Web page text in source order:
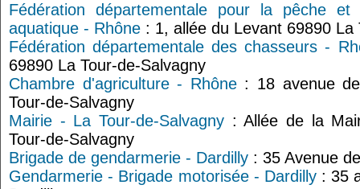
Fédération départementale pour la pêche
aquatique - Rhône : 1, allée du Levant 69890 La
Fédération départementale des chasseurs -
69890 La Tour-de-Salvagny
Chambre d'agriculture - Rhône: 18 avenue
Tour-de-Salvagny
Mairie - La Tour-de-Salvagny : Allée de la
Tour-de-Salvagny
Brigade de gendarmerie - Dardilly : 35 Avenue
Gendarmerie - Brigade motorisée - Dardilly: 35